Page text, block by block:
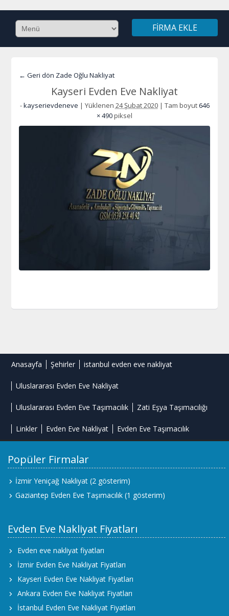
FIRMA EKLE
← Geri dön Zade Oğlu Nakliyat
Kayseri Evden Eve Nakliyat
-kayserievdeneve | Yüklenen 24 Şubat 2020 | Tam boyut 646
× 490piksel
Anasayfa Şehirler istanbul evden eve nakliyat
Uluslararası Evden Eve Nakliyat
Uluslararası Evden Eve Taşımacılık Zati Eşya Taşımacılığı
Linkler Evden Eve Nakliyat Evden Eve Taşımacılık
Popüler Firmalar
İzmir Yeniçağ Nakliyat (2 gösterim)
Gaziantep Evden Eve Taşımacılık (1 gösterim)
Evden Eve Nakliyat Fiyatları
Evden eve nakliyat fiyatları
İzmir Evden Eve Nakliyat Fiyatları
Kayseri Evden Eve Nakliyat Fiyatları
Ankara Evden Eve Nakliyat Fiyatları
İstanbul Evden Eve Nakliyat Fiyatları